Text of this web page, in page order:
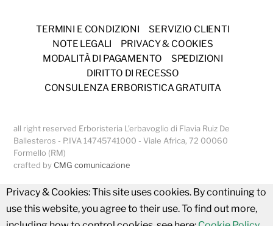
TERMINI E CONDIZIONI
SERVIZIO CLIENTI
NOTE LEGALI
PRIVACY & COOKIES
MODALITÀ DI PAGAMENTO
SPEDIZIONI
DIRITTO DI RECESSO
CONSULENZA ERBORISTICA GRATUITA
all right reserved Erboristeria L’erbavoglio di Flavia Ruiz De
Ballesteros - P.IVA 14745741000 - Viale Africa, 72 00060
Formello (RM)
crafted by CMG comunicazione
Privacy & Cookies: This site uses cookies. By continuing to
use this website, you agree to their use. To find out more,